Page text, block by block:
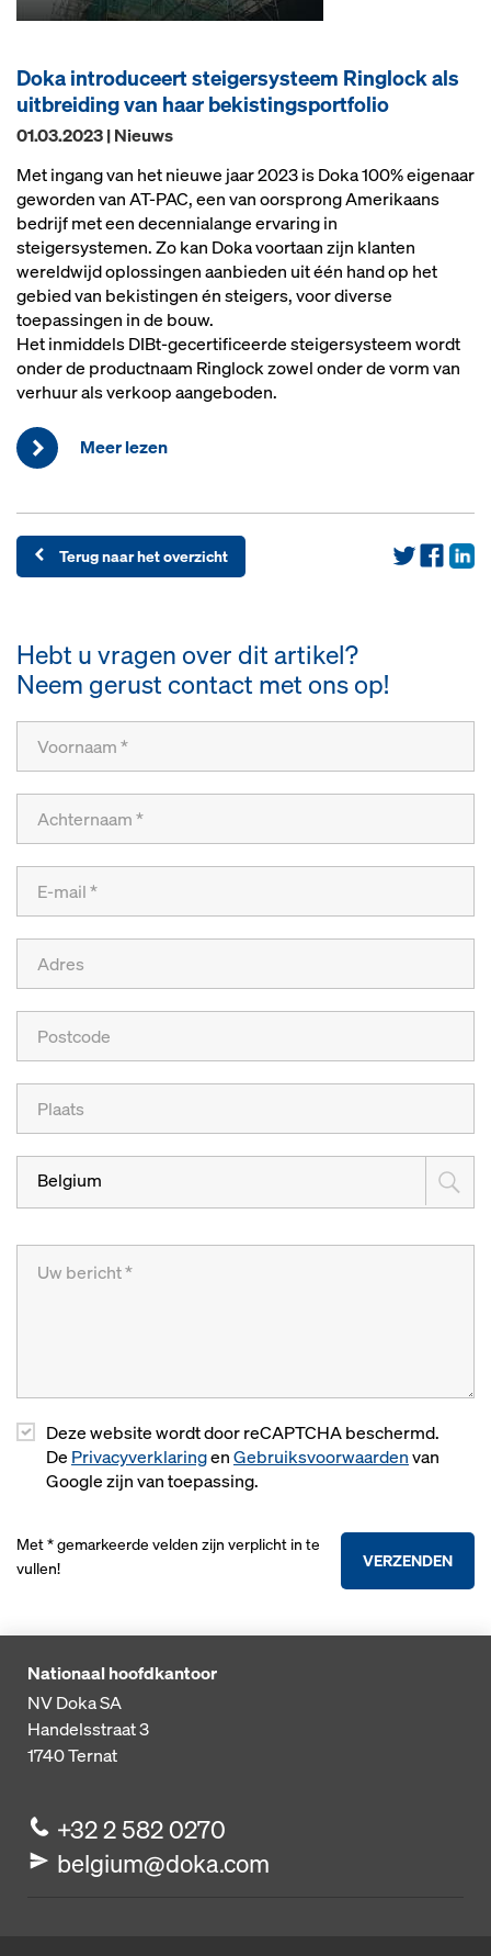
Doka introduceert steigersysteem Ringlock als
uitbreiding van haar bekistingsportfolio
01.03.2023 | Nieuws
Met ingang van het nieuwe jaar 2023 is Doka 100% eigenaar
geworden van AT-PAC, een van oorsprong Amerikaans
bedrijf met een decennialange ervaring in
steigersystemen. Zo kan Doka voortaan zijn klanten
wereldwijd oplossingen aanbieden uit één hand op het
gebied van bekistingen én steigers, voor diverse
toepassingen in de bouw.
Het inmiddels DIBt-gecertificeerde steigersysteem wordt
onder de productnaam Ringlock zowel onder de vorm van
verhuur als verkoop aangeboden.
Meer lezen
Terug naar het overzicht
Hebt u vragen over dit artikel?
Neem gerust contact met ons op!
Belgium
Deze website wordt door reCAPTCHA beschermd.
De PrivacyverklaringenGebruiksvoorwaardenvan
Google zijn van toepassing.
VERZENDEN
Met * gemarkeerde velden zijn verplicht in te
vullen!
Nationaal hoofdkantoor
NV Doka SA
Handelsstraat 3
1740Ternat
+32 2 582 0270
belgium@doka.com